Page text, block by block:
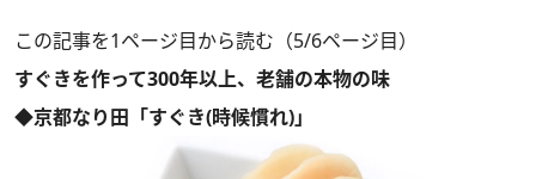
この記事を1ページ目から読む（5/6ページ目）
すぐきを作って300年以上、老舗の本物の味
◆京都なり田「すぐき(時候慣れ)」